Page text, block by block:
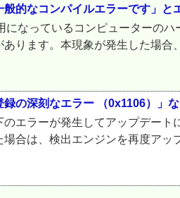
的なコンパイルエラーです」
なっているコンピューターの
ります。本現象が発生した場
の深刻なエラー （0x1106）」
エラーが発生してアップデー
合は、検出エンジンを再度ア